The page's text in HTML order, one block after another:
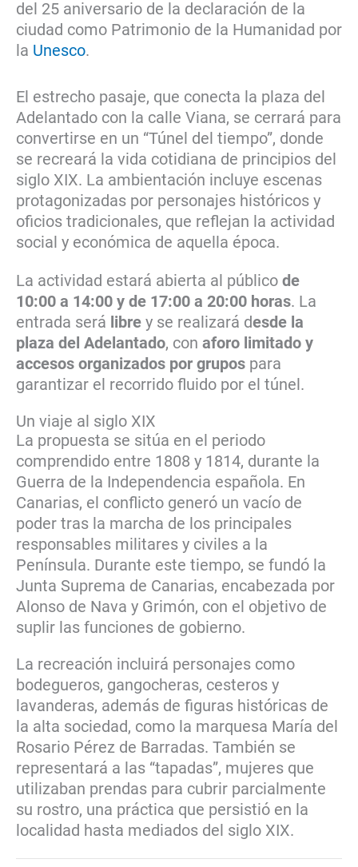
del 25 aniversario de la declaración de la
ciudad como Patrimonio de la Humanidad por
la Unesco.
El estrecho pasaje, que conecta la plaza del
Adelantado con la calle Viana, se cerrará para
convertirse en un “Túnel del tiempo”, donde
se recreará la vida cotidiana de principios del
siglo XIX. La ambientación incluye escenas
protagonizadas por personajes históricos y
oficios tradicionales, que reflejan la actividad
social y económica de aquella época.
La actividad estará abierta al público de
10:00 a 14:00 y de 17:00 a 20:00 horas. La
entrada será libre y se realizará desde la
plaza del Adelantado, con aforo limitado y
accesos organizados por grupos para
garantizar el recorrido fluido por el túnel.
Un viaje al siglo XIX
La propuesta se sitúa en el periodo
comprendido entre 1808 y 1814, durante la
Guerra de la Independencia española. En
Canarias, el conflicto generó un vacío de
poder tras la marcha de los principales
responsables militares y civiles a la
Península. Durante este tiempo, se fundó la
Junta Suprema de Canarias, encabezada por
Alonso de Nava y Grimón, con el objetivo de
suplir las funciones de gobierno.
La recreación incluirá personajes como
bodegueros, gangocheras, cesteros y
lavanderas, además de figuras históricas de
la alta sociedad, como la marquesa María del
Rosario Pérez de Barradas. También se
representará a las “tapadas”, mujeres que
utilizaban prendas para cubrir parcialmente
su rostro, una práctica que persistió en la
localidad hasta mediados del siglo XIX.